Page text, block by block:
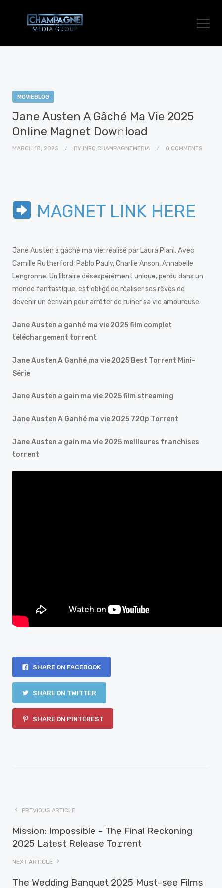
MOVIEBLOG
Jane Austen A Gâché Ma Vie 2025
Online Magnet Dow𝚗load
MARCH 18, 2025 BY INFO.CHAMPAGNEMEDIA 0 COMMENTS
MAGNET LINK HERE
Jane Austen a gáché ma vie: réalisé par Laura Piani. Avec
Camille Rutherford, Pablo Pauly, Charlie Anson, Annabelle
Lengronne. Un libraire désespérément unique, perdu dans un
monde fantastique, est obligé de réaliser ses rêves de
devenir un écrivain pour arrêter de ruiner sa vie amoureuse.
Jane Austen a ganhé ma vie 2025 film complet
téléchargement torrent
Jane Austen A Ganhé ma vie 2025 Best Torrent Mini-
Série
Jane Austen a gain ma vie 2025 film streaming
Jane Austen A Ganhé ma vie 2025 720p Torrent
Jane Austen a gain ma vie 2025 meilleures franchises
torrent
SHARE ON FACEBOOK
SHARE ON TWITTER
SHARE ON PINTEREST
PREVIOUS ARTICLE
Mission: Impossible - The Final Reckoning
2025 Latest Release To𝚛rent
NEXT ARTICLE
The Wedding Banquet 2025 Must-see Films